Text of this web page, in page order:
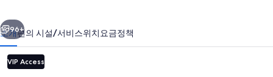
라
가
노
다음
96+
소개편의 시설/서비스위치요금정책
VIP Access